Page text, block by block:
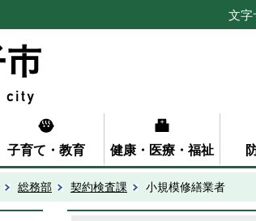
文字
子育て・教育 健康・医療・福祉
総務部 契約検査課 小規模修繕業者